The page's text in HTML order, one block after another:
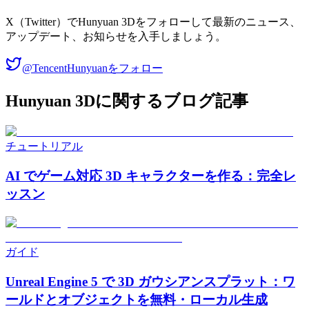
X（Twitter）でHunyuan 3Dをフォローして最新のニュース、
アップデート、お知らせを入手しましょう。
@TencentHunyuanをフォロー
Hunyuan 3Dに関するブログ記事
チュートリアル
AI でゲーム対応 3D キャラクターを作る：完全レ
ッスン
ガイド
Unreal Engine 5 で 3D ガウシアンスプラット：ワ
ールドとオブジェクトを無料・ローカル生成